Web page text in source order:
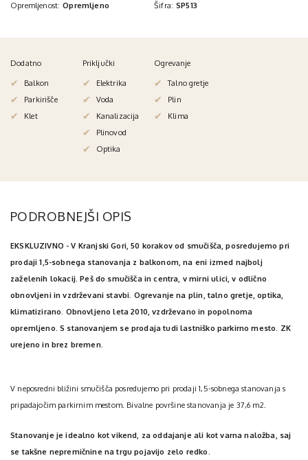
Opremljenost: Opremljeno Šifra: SP513
Dodatno
Balkon
Parkirišče
Klet
Priključki
Elektrika
Voda
Kanalizacija
Plinovod
Optika
Ogrevanje
Talno gretje
Plin
Klima
PODROBNEJŠI OPIS
EKSKLUZIVNO - V Kranjski Gori, 50 korakov od smučišča, posredujemo pri
prodaji 1,5-sobnega stanovanja z balkonom, na eni izmed najbolj
zaželenih lokacij. Peš do smučišča in centra, v mirni ulici, v odlično
obnovljeni in vzdrževani stavbi. Ogrevanje na plin, talno gretje, optika,
klimatizirano. Obnovljeno leta 2010, vzdrževano in popolnoma
opremljeno. S stanovanjem se prodaja tudi lastniško parkirno mesto. ZK
urejeno in brez bremen.
V neposredni bližini smučišča posredujemo pri prodaji 1,5-sobnega stanovanja s
pripadajočim parkirnim mestom. Bivalne površine stanovanja je 37,6 m2.
Stanovanje je idealno kot vikend, za oddajanje ali kot varna naložba, saj
se takšne nepremičnine na trgu pojavijo zelo redko.